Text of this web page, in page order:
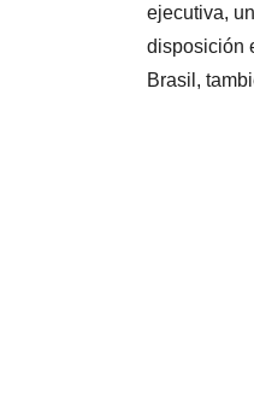
ejecutiva,
disposición
Brasil,